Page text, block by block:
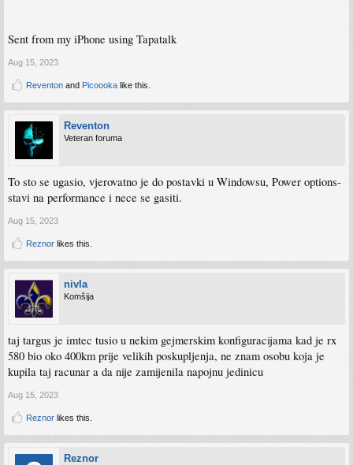
Sent from my iPhone using Tapatalk
Aug 15, 2023
Reventon and Picoooka like this.
Reventon
Veteran foruma
To sto se ugasio, vjerovatno je do postavki u Windowsu, Power options-
stavi na performance i nece se gasiti.
Aug 15, 2023
Reznor likes this.
nivla
Komšija
taj targus je imtec tusio u nekim gejmerskim konfiguracijama kad je rx
580 bio oko 400km prije velikih poskupljenja, ne znam osobu koja je
kupila taj racunar a da nije zamijenila napojnu jedinicu
Aug 15, 2023
Reznor likes this.
Reznor